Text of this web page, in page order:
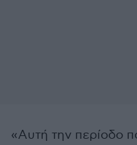
«Αυτή την περίοδο